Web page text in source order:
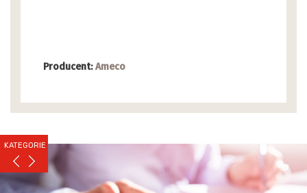
KATEGORIE
Producent:Ameco